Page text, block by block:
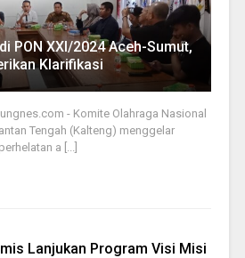
PON XXI/2024 Aceh-Sumut,
Klarifikasi
- Komite Olahraga Nasional
Tengah (Kalteng) menggelar
a [...]
Lanjukan Program Visi Misi